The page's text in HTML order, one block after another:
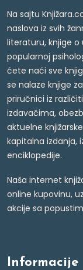
Na sajtu
naslova iz svih
literaturu, knjige o
popularnoj
ćete naći sve
se nalaze knjige
priručnici iz
izdavačima,
aktuelne
kapitalna izdanja,
enciklopedije.
Naša internet
online kupovinu,
akcije sa
Informacije